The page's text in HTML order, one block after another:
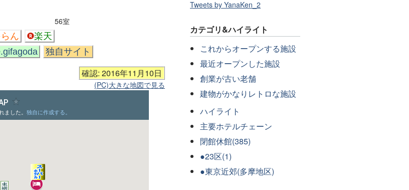
56室
ん
楽天
agoda
独自サイト
確認: 2016年11月10日
(PC)大きな地図で見る
Tweets by YanaKen_2
カテゴリ&ハイライト
これからオープンする施設
最近オープンした施設
創業が古い老舗
建物がかなりレトロな施設
ハイライト
主要ホテルチェーン
閉館休館(385)
●23区(1)
●東京近郊(多摩地区)